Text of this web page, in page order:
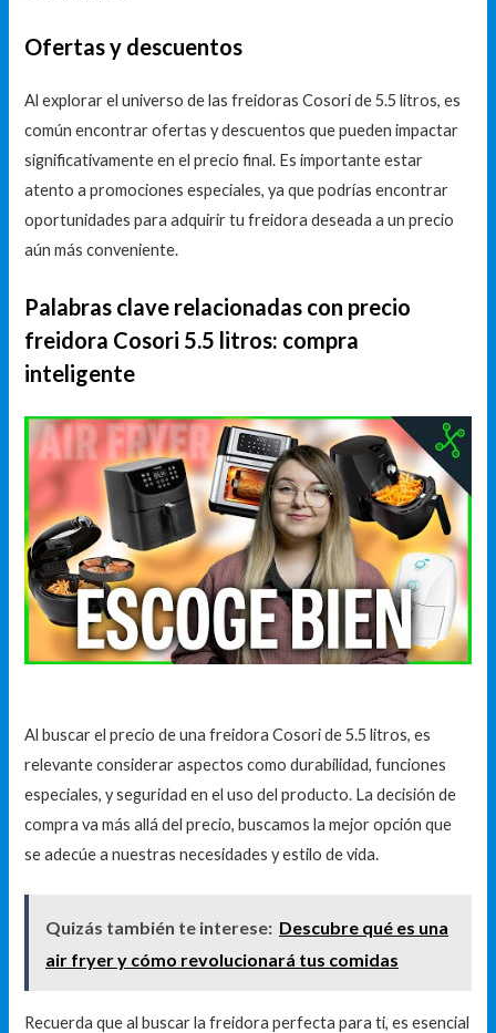
Ofertas y descuentos
Al explorar el universo de las freidoras Cosori de 5.5 litros, es
común encontrar ofertas y descuentos que pueden impactar
significativamente en el precio final. Es importante estar
atento a promociones especiales, ya que podrías encontrar
oportunidades para adquirir tu freidora deseada a un precio
aún más conveniente.
Palabras clave relacionadas con precio
freidora Cosori 5.5 litros: compra
inteligente
Al buscar el precio de una freidora Cosori de 5.5 litros, es
relevante considerar aspectos como durabilidad, funciones
especiales, y seguridad en el uso del producto. La decisión de
compra va más allá del precio, buscamos la mejor opción que
se adecúe a nuestras necesidades y estilo de vida.
Quizás también te interese: Descubre qué es una
air fryer y cómo revolucionará tus comidas
Recuerda que al buscar la freidora perfecta para ti, es esencial